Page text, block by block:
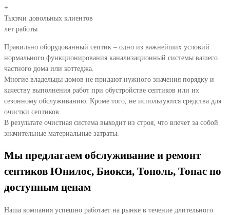
+
Тысячи довольных клиентов
лет работы
Правильно оборудованный септик – одно из важнейших условий
нормального функционирования канализационный системы вашего
частного дома или коттеджа.
Многие владельцы домов не придают нужного значения порядку и
качеству выполнения работ при обустройстве септиков или их
сезонному обслуживанию. Кроме того, не используются средства для
очистки септиков.
В результате очистная система выходит из строя, что влечет за собой
значительные материальные затраты.
Мы предлагаем обслуживание и ремонт
септиков Юнилос, Биокси, Тополь, Топас по
доступным ценам
Наша компания успешно работает на рынке в течение длительного